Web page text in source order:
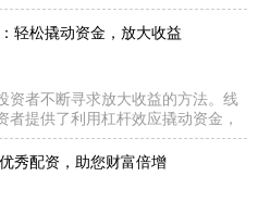
轻松撬动资金，放大收益
资者不断寻求放大收益的方法。线
者提供了利用杠杆效应撬动资金，
秀配资，助您财富倍增